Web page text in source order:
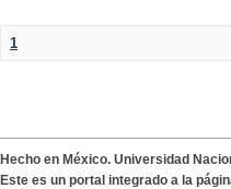
1
Hecho en México. Universidad
Este es un portal integrado a la